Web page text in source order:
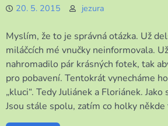
20. 5. 2015 jezura
Myslím, že to je správná otázka. Už
miláčcích mé vnučky neinformovala.
nahromadilo pár krásných fotek, tak
pro pobavení. Tentokrát vynecháme
„kluci“. Tedy Juliánek a Floriánek.
Jsou stále spolu, zatím co holky